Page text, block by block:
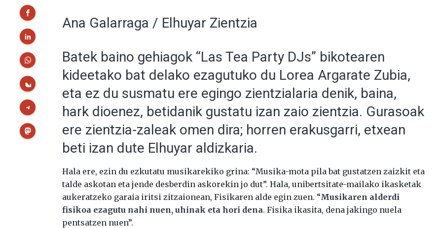
Ana Galarraga / Elhuyar Zientzia
Batek baino gehiagok “Las Tea Party DJs” bikotearen
kideetako bat delako ezagutuko du Lorea Argarate Zubia,
eta ez du susmatu ere egingo zientzialaria denik, baina,
hark dioenez, betidanik gustatu izan zaio zientzia. Gurasoak
ere zientzia-zaleak omen dira; horren erakusgarri, etxean
beti izan dute Elhuyar aldizkaria.
Hala ere, ezin du ezkutatu musikarekiko grina: “Musika-mota pila bat gustatzen zaizkit eta
talde askotan eta jende desberdin askorekin jo dut”. Hala, unibertsitate-mailako ikasketak
aukeratzeko garaia iritsi zitzaionean, Fisikaren alde egin zuen. “Musikaren alderdi
fisikoa ezagutu nahi nuen, uhinak eta hori dena. Fisika ikasita, dena jakingo nuela
pentsatzen nuen”.